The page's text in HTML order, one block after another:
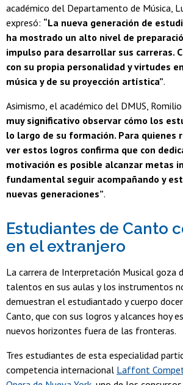
académico del Departamento de Música,
expresó: “La nueva generación de
ha mostrado un alto nivel de
impulso para desarrollar sus carreras.
con su propia personalidad y virtudes
música y de su proyección artística”.
Asimismo, el académico del DMUS,
muy significativo observar cómo los
lo largo de su formación. Para quienes
ver estos logros confirma que con
motivación es posible alcanzar metas
fundamental seguir acompañando y
nuevas generaciones”.
Estudiantes de Canto
en el extranjero
La carrera de Interpretación Musical goza
talentos en sus aulas y los instrumentos
demuestran el estudiantado y cuerpo
Canto, que con sus logros y alcances hoy
nuevos horizontes fuera de las fronteras.
Tres estudiantes de esta especialidad
competencia internacional Laffont